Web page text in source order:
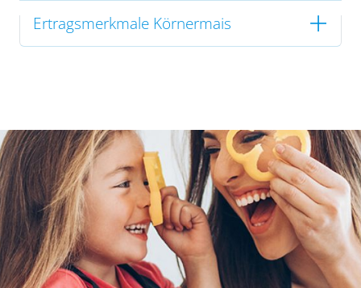
Ertragsmerkmale Körnermais